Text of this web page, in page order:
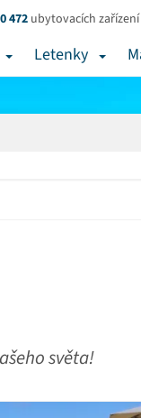
472ubytovacích zařízení
Letenky
světa!